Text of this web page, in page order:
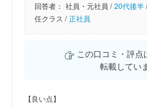
回答者： 社員・元社員 / 20代後半
任クラス / 正社員
この口コミ・評点
転載してい
【良い点】